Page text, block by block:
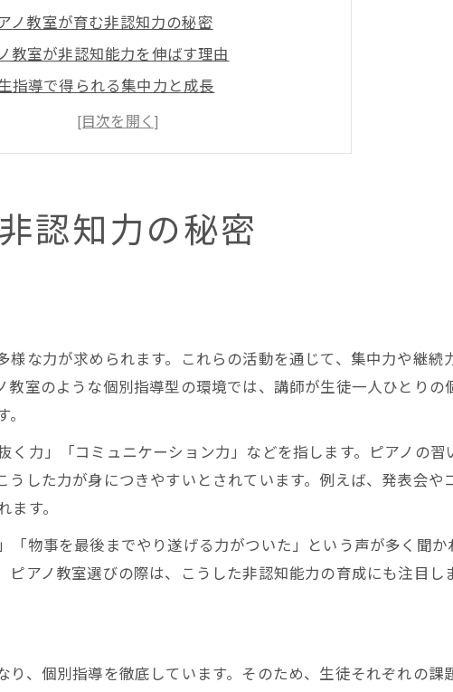
ノ教室が育む非認知力の秘密
教室が非認知能力を伸ばす理由
指導で得られる集中力と成長
ノ教室の継続がもたらす自己管理力
ピアノ教室で身につく感情コントロール
げるピアノ教室選びの視点
ピアノ教室で将来の選択肢が広がる理由
教室選びに役立つ長期継続の視点
成長を叶える門下生の指導法
指導が支える個性と自立の伸ばし方
教室の実践で育つやり抜く力の秘訣
ピアノ教室が重視する表現力と成長
認知力の秘密
な力が求められます。これらの活動を通じて、集中力や継
室のような個別指導型の環境では、講師が生徒一人ひとり
力」「コミュニケーション力」などを指します。ピアノの
した力が身につきやすいとされています。例えば、発表会
す。
物事を最後までやり遂げる力がついた」という声が多く聞
アノ教室選びの際は、こうした非認知能力の育成にも注目し
、個別指導を徹底しています。そのため、生徒それぞれの課